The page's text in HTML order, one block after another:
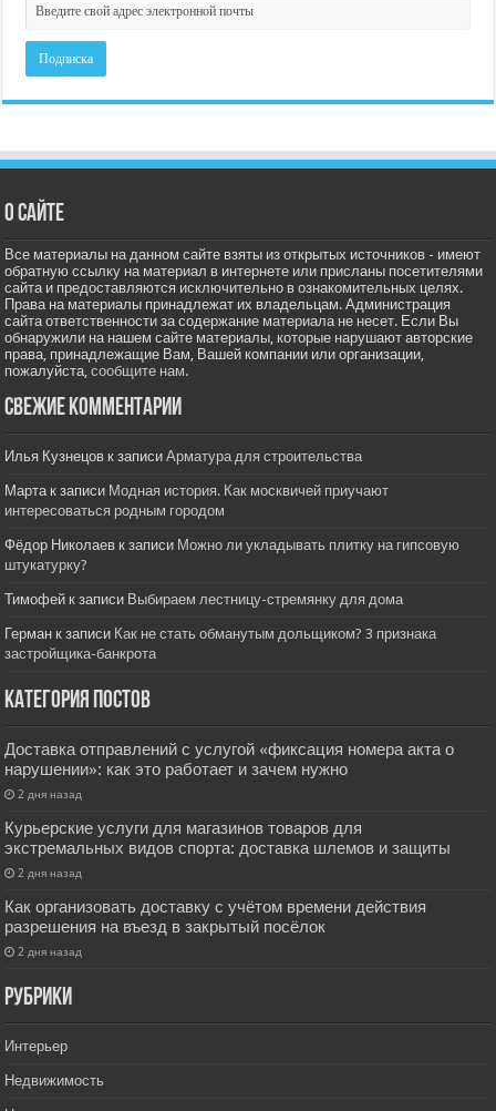
О сайте
Все материалы на данном сайте взяты из открытых источников - имеют
обратную ссылку на материал в интернете или присланы посетителями
сайта и предоставляются исключительно в ознакомительных целях.
Права на материалы принадлежат их владельцам. Администрация
сайта ответственности за содержание материала не несет. Если Вы
обнаружили на нашем сайте материалы, которые нарушают авторские
права, принадлежащие Вам, Вашей компании или организации,
пожалуйста,сообщите нам.
Свежие комментарии
Илья Кузнецов к записиАрматура для строительства
Мартак записи Модная история. Как москвичей приучают
интересоваться родным городом
Фёдор Николаев к записи Можно ли укладывать плитку на гипсовую
штукатурку?
Тимофей к записи Выбираем лестницу-стремянку для дома
Герман к записи Как не стать обманутым дольщиком? 3 признака
застройщика-банкрота
Категория постов
Доставка отправлений с услугой «фиксация номера акта о
нарушении»: как это работает и зачем нужно
2 дня назад
Курьерские услуги для магазинов товаров для
экстремальных видов спорта: доставка шлемов и защиты
2 дня назад
Как организовать доставку с учётом времени действия
разрешения на въезд в закрытый посёлок
2 дня назад
РУбрики
Интерьер
Недвижимость